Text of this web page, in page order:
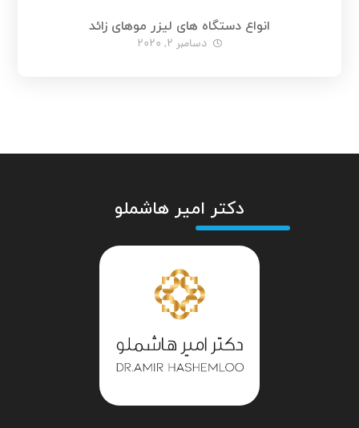
انواع دستگاه های لیزر موهای زائد
دسامبر 2, 2020
دکتر امیر هاشملو